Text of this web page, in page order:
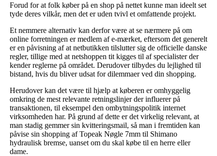
Forud for at folk køber på en shop på nettet kunne man ideelt set
tyde deres vilkår, men det er uden tvivl et omfattende projekt.
Et nemmere alternativ kan derfor være at se nærmere på om
online forretningen er medlem af e-mærket, eftersom det generelt
er en påvisning af at netbutikken tilslutter sig de officielle danske
regler, tillige med at netshoppen tit kigges til af specialister der
kender reglerne på området. Derudover tilbydes du lejlighed til
bistand, hvis du bliver udsat for dilemmaer ved din shopping.
Herudover kan det være til hjælp at køberen er omhyggelig
omkring de mest relevante retningslinjer der influerer på
transaktionen, til eksempel den ombytningspolitik internet
virksomheden har. På grund af dette er det virkelig relevant, at
man stadig gemmer sin kvitteringsmail, så man i fremtiden kan
påvise sin shopping af Topeak Nøgle 7mm til Shimano
hydraulisk bremse, uanset om du skal købe til en herre eller
dame.